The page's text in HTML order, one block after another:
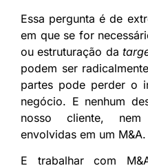
Essa pergunta é de
em que se for
ou estruturação da
podem ser
partes pode perder o
negócio. E nenhum
nosso cliente,
envolvidas em um M&A.
E trabalhar com